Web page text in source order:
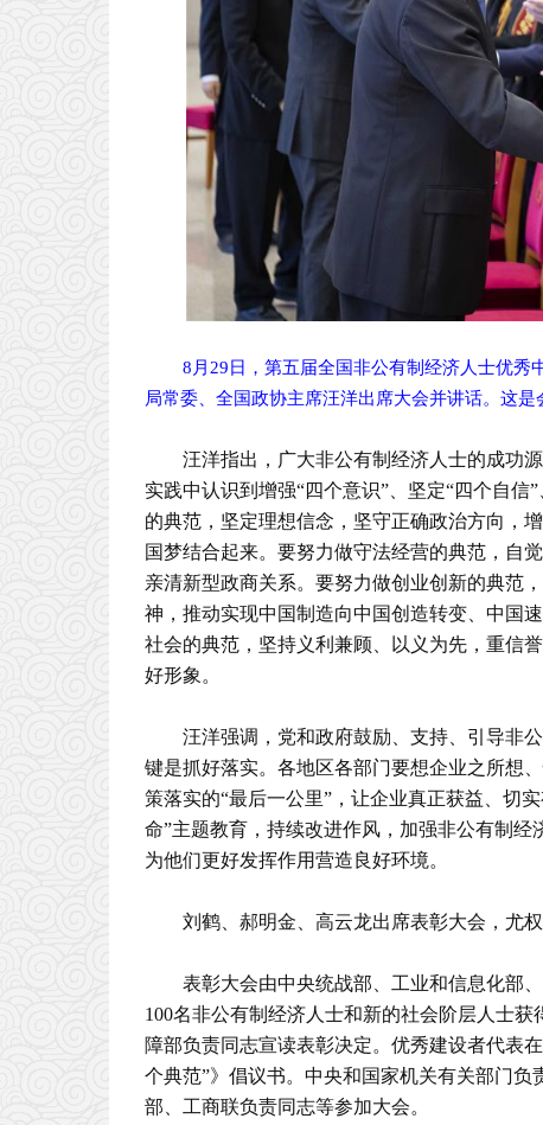
8月29日，第五届全国非公有制经济人士优
局常委、全国政协主席汪洋出席大会并讲话。这
汪洋指出，广大非公有制经济人士的成功
实践中认识到增强“四个意识”、坚定“四个自
的典范，坚定理想信念，坚守正确政治方向，
国梦结合起来。要努力做守法经营的典范，自
亲清新型政商关系。要努力做创业创新的典范
神，推动实现中国制造向中国创造转变、中国
社会的典范，坚持义利兼顾、以义为先，重信
好形象。
汪洋强调，党和政府鼓励、支持、引导非
键是抓好落实。各地区各部门要想企业之所想
策落实的“最后一公里”，让企业真正获益、切
命”主题教育，持续改进作风，加强非公有制经
为他们更好发挥作用营造良好环境。
刘鹤、郝明金、高云龙出席表彰大会，尤权
表彰大会由中央统战部、工业和信息化部
100名非公有制经济人士和新的社会阶层人士
障部负责同志宣读表彰决定。优秀建设者代表
个典范”》倡议书。中央和国家机关有关部门
部、工商联负责同志等参加大会。